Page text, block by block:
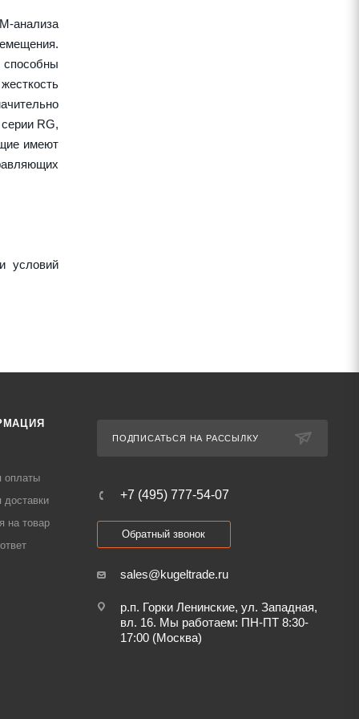
анализа
RG,
имеют
условий
оплаты
доставки
на товар
ПОДПИСАТЬСЯ НА РАССЫЛКУ
+7 (495) 777-54-07
Обратный звонок
sales@kugeltrade.ru
р.п. Горки Ленинские, ул. Западная,
вл. 16. Мы работаем: ПН-ПТ 8:30-
17:00 (Москва)